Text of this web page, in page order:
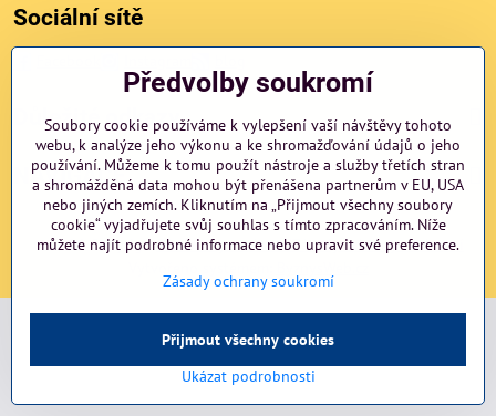
Sociální sítě
Důležité odkazy
NAVIGACE
©2026CopyrightPředvolby soukromíZásady ochrany soukromí
Předvolby soukromí
Soubory cookie používáme k vylepšení vaší návštěvy tohoto
webu, k analýze jeho výkonu a ke shromažďování údajů o jeho
používání. Můžeme k tomu použít nástroje a služby třetích stran
a shromážděná data mohou být přenášena partnerům v EU, USA
nebo jiných zemích. Kliknutím na „Přijmout všechny soubory
cookie“ vyjadřujete svůj souhlas s tímto zpracováním. Níže
můžete najít podrobné informace nebo upravit své preference.
Zásady ochrany soukromí
Ukázat podrobnosti
Přijmout všechny cookies